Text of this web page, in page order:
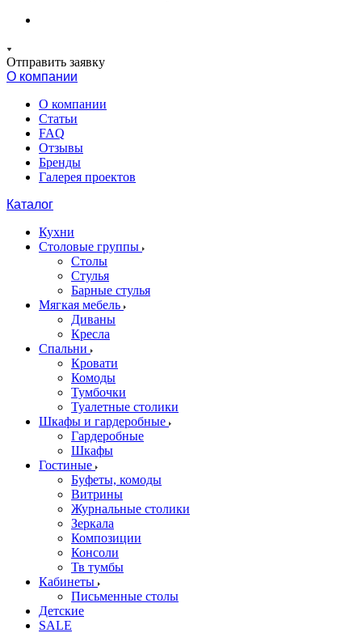
Отправить заявку
О компании
О компании
Статьи
FAQ
Отзывы
Бренды
Галерея проектов
Каталог
Кухни
Столовые группы
Столы
Стулья
Барные стулья
Мягкая мебель
Диваны
Кресла
Спальни
Кровати
Комоды
Тумбочки
Туалетные столики
Шкафы и гардеробные
Гардеробные
Шкафы
Гостиные
Буфеты, комоды
Витрины
Журнальные столики
Зеркала
Композиции
Консоли
Тв тумбы
Кабинеты
Письменные столы
Детские
SALE